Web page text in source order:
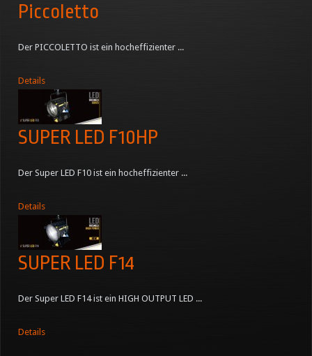
Piccoletto
Der PICCOLETTO ist ein hocheffizienter ...
Details
SUPER LED F10HP
Der Super LED F10 ist ein hocheffizienter ...
Details
SUPER LED F14
Der Super LED F14 ist ein HIGH OUTPUT LED ...
Details